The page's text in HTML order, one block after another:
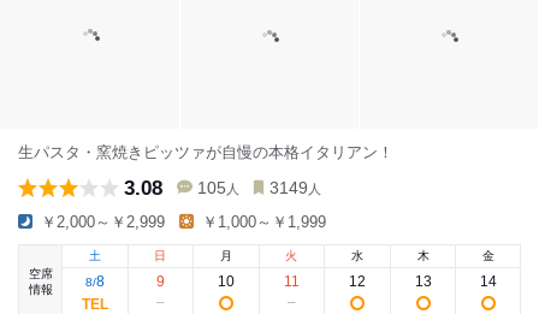
生パスタ・窯焼きピッツァが自慢の本格イタリアン！
3.08 105 人 3149 人
￥2,000～￥2,999 ￥1,000～￥1,999
空席
情報
土
8/8
日
9
月
10
火
11
水
12
木
13
金
14